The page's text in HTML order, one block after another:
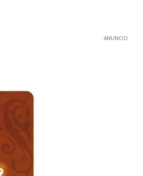
ANUNCIO